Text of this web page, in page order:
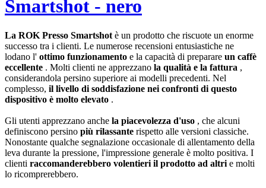
Smartshot - nero
La ROK Presso Smartshot è un prodotto che riscuote un enorme
successo tra i clienti. Le numerose recensioni entusiastiche ne
lodano l' ottimo funzionamento e la capacità di preparare un caffè
eccellente . Molti clienti ne apprezzano la qualità e la fattura ,
considerandola persino superiore ai modelli precedenti. Nel
complesso, il livello di soddisfazione nei confronti di questo
dispositivo è molto elevato .
Gli utenti apprezzano anche la piacevolezza d'uso , che alcuni
definiscono persino più rilassante rispetto alle versioni classiche.
Nonostante qualche segnalazione occasionale di allentamento della
leva durante la pressione, l'impressione generale è molto positiva. I
clienti raccomanderebbero volentieri il prodotto ad altri e molti
lo ricomprerebbero.